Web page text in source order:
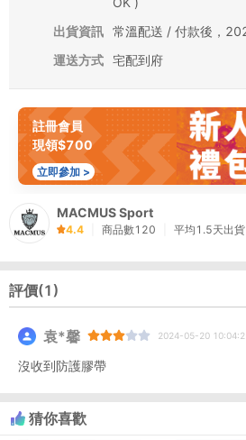
出貨資訊 常溫配送 / 付款後，
運送方式 宅配到府
註冊會員
現領$700
立即參加 >
MACMUS Sport
4.4 商品數120 平均 1.5天出貨
評價(1)
袁*馨 2024-05-20
沒收到防護膠帶
猜你喜歡